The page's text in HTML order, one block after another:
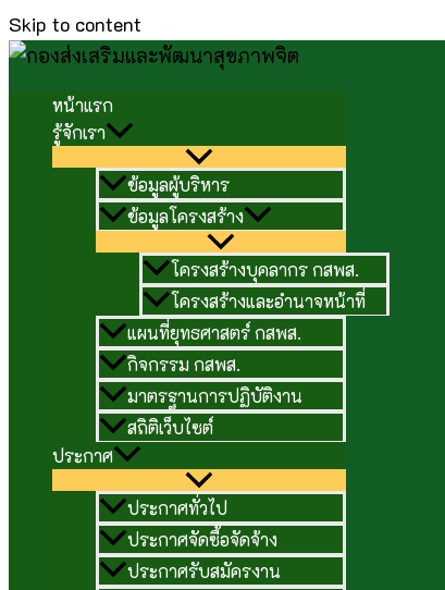
Skip to content
หน้าแรก
รู้จักเรา
ข้อมูลผู้บริหาร
ข้อมูลโครงสร้าง
โครงสร้างบุคลากร กสพส.
โครงสร้างและอำนาจหน้าที่
แผนที่ยุทธศาสตร์ กสพส.
กิจกรรม กสพส.
มาตรฐานการปฏิบัติงาน
สถิติเว็บไซต์
ประกาศ
ประกาศทั่วไป
ประกาศจัดซื้อจัดจ้าง
ประกาศรับสมัครงาน